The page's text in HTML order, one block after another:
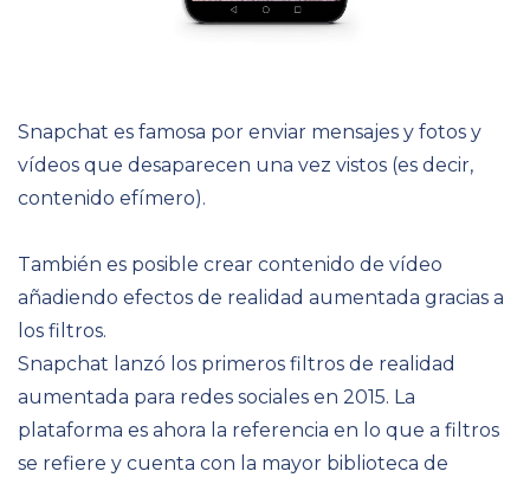
Snapchat es famosa por enviar mensajes y fotos y
vídeos que desaparecen una vez vistos (es decir,
contenido efímero).
También es posible crear contenido de vídeo
añadiendo efectos de realidad aumentada gracias a
los filtros.
Snapchat lanzó los primeros filtros de realidad
aumentada para redes sociales en 2015. La
plataforma es ahora la referencia en lo que a filtros
se refiere y cuenta con la mayor biblioteca de